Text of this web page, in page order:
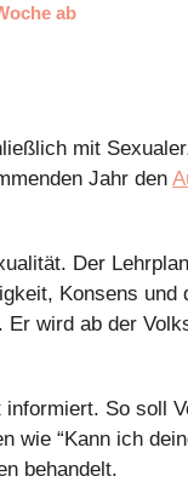
ab
mit
Jahr den
Der
Konsens und
wird ab der
So soll
“Kann ich
behandelt.